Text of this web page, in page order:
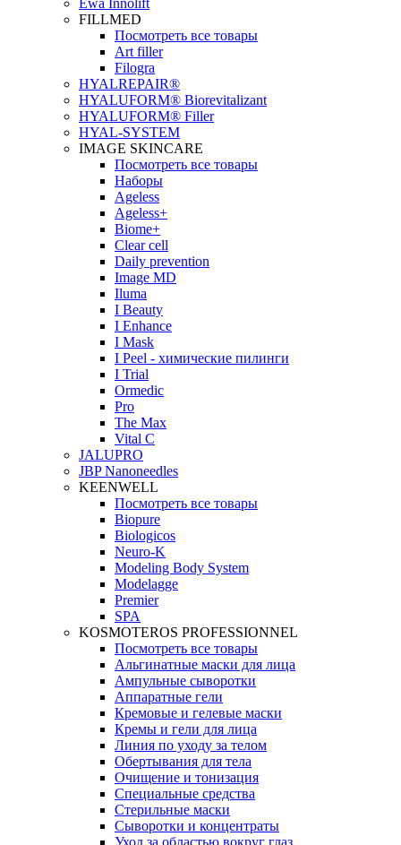
Ewa Innolift
FILLMED
Посмотреть все товары
Art filler
Filogra
НYALREPAIR®
HYALUFORM® Biorevitalizant
HYALUFORM® Filler
HYAL-SYSTEM
IMAGE SKINCARE
Посмотреть все товары
Наборы
Ageless
Ageless+
Biome+
Clear cell
Daily prevention
Image MD
Iluma
I Beauty
I Enhance
I Mask
I Peel - химические пилинги
I Trial
Ormedic
Pro
The Max
Vital C
JALUPRO
JBP Nanoneedles
KEENWELL
Посмотреть все товары
Biopure
Biologicos
Neuro‑K
Modeling Body System
Modelagge
Premier
SPA
KOSMOTEROS PROFESSIONNEL
Посмотреть все товары
Альгинатные маски для лица
Ампульные сыворотки
Аппаратные гели
Кремовые и гелевые маски
Кремы и гели для лица
Линия по уходу за телом
Обертывания для тела
Очищение и тонизация
Специальные средства
Стерильные маски
Сыворотки и концентраты
Уход за областью вокруг глаз